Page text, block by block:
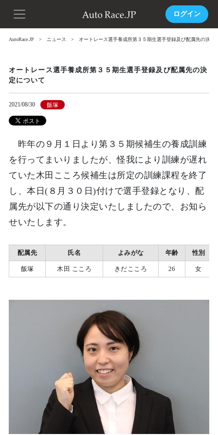
ログイン
AutoRace.JP ニュース オートレース選手養成所第３５期生選手登録及び配属先の決定
オートレース選手養成所第３５期生選手登録及び配属先の決
定について
2021/08/30 飯塚
昨年の９月１日より第３５期候補生の養成訓練
を行ってまいりましたが、怪我により訓練が遅れ
ていた木田こころ候補生は所定の訓練課程を終了
し、本日(８月３０日)付けで選手登録となり、配
属先が以下の通り決定いたしましたので、お知ら
せいたします。
配属先 氏名 よみがな 年齢 性別
飯塚 木田 こころ きだこころ 26 女